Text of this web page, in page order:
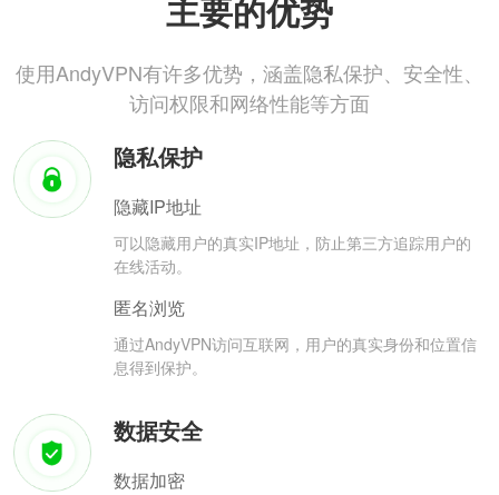
主要的优势
使用AndyVPN有许多优势，涵盖隐私保护、安全性、
访问权限和网络性能等方面
隐私保护
隐藏IP地址
可以隐藏用户的真实IP地址，防止第三方追踪用户的
在线活动。
匿名浏览
通过AndyVPN访问互联网，用户的真实身份和位置信
息得到保护。
数据安全
数据加密